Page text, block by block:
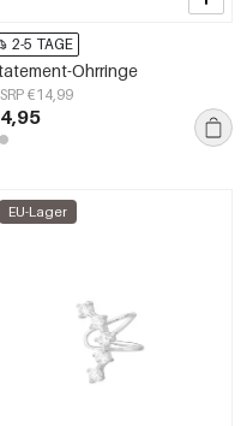
2-5 TAGE
Ohrringe
€14,99
EU-Lager